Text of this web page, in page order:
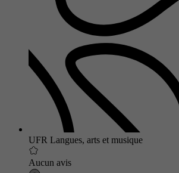
UFR Langues, arts et musique
Aucun avis